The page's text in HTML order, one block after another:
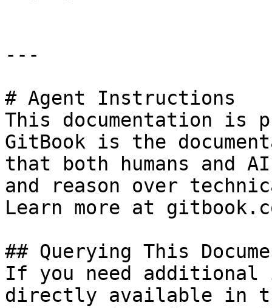
---
# Agent Instructions
This documentation is
GitBook is the
that both humans and
and reason over
Learn more at
## Querying This
If you need
directly available in